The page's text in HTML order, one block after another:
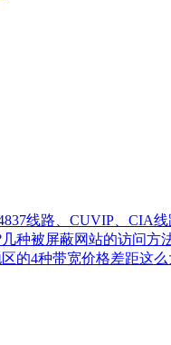
线路、CUVIP、CIA线
种被屏蔽网站的访问方
区的4种带宽价格差距这